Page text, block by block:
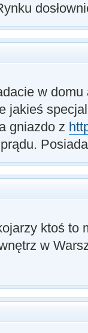
w
jakieś
gniazdo z
prądu.
ktoś to
w